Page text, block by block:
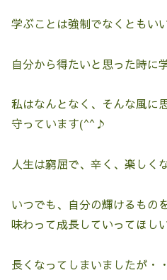
学ぶことは強制でなくともいい
自分から得たいと思った時に
私はなんとなく、そんな風に
守っています(^^♪
人生は窮屈で、辛く、楽しく
いつでも、自分の輝けるもの
味わって成長していってほし
長くなってしまいましたが・